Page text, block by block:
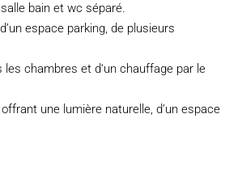
bain et wc séparé.
espace parking, de plusieurs
chambres et d‘un chauffage par le
une lumière naturelle, d’un espace